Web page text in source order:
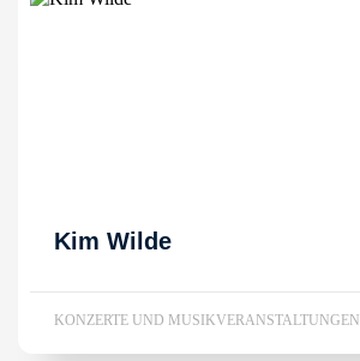
Kim Wilde
KONZERTE UND MUSIKVERANSTALTUNGEN